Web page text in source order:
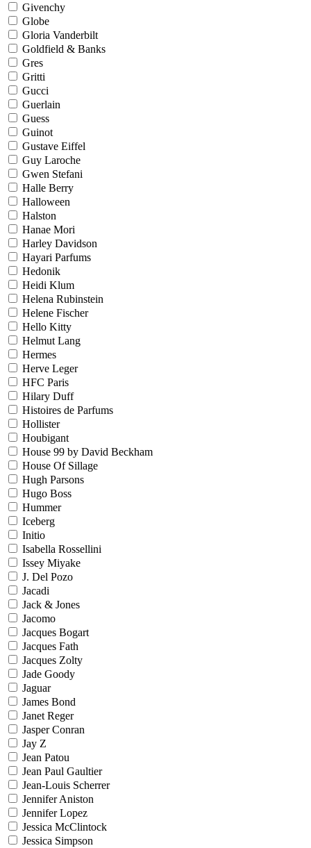
Givenchy
Globe
Gloria Vanderbilt
Goldfield & Banks
Gres
Gritti
Gucci
Guerlain
Guess
Guinot
Gustave Eiffel
Guy Laroche
Gwen Stefani
Halle Berry
Halloween
Halston
Hanae Mori
Harley Davidson
Hayari Parfums
Hedonik
Heidi Klum
Helena Rubinstein
Helene Fischer
Hello Kitty
Helmut Lang
Hermes
Herve Leger
HFC Paris
Hilary Duff
Histoires de Parfums
Hollister
Houbigant
House 99 by David Beckham
House Of Sillage
Hugh Parsons
Hugo Boss
Hummer
Iceberg
Initio
Isabella Rossellini
Issey Miyake
J. Del Pozo
Jacadi
Jack & Jones
Jacomo
Jacques Bogart
Jacques Fath
Jacques Zolty
Jade Goody
Jaguar
James Bond
Janet Reger
Jasper Conran
Jay Z
Jean Patou
Jean Paul Gaultier
Jean-Louis Scherrer
Jennifer Aniston
Jennifer Lopez
Jessica McClintock
Jessica Simpson